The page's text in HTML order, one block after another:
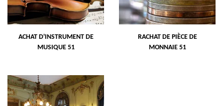
ACHAT D'INSTRUMENT DE
MUSIQUE 51
RACHAT DE PIÈCE DE
MONNAIE 51